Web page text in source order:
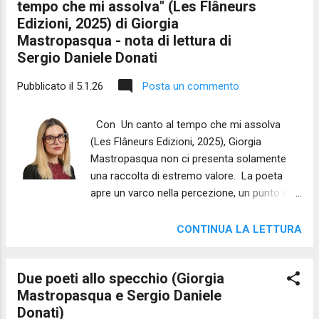
tempo che mi assolva" (Les Flâneurs
Edizioni, 2025) di Giorgia
Mastropasqua - nota di lettura di
Sergio Daniele Donati
Pubblicato il 5.1.26 Posta un commento
Con Un canto al tempo che mi assolva
(Les Flâneurs Edizioni, 2025), Giorgia
Mastropasqua non ci presenta solamente
una raccolta di estremo valore. La poeta
apre un varco nella percezione, un punto in
filtrare una luce diversa, capace di modificare
vene d’acqua sotto la pietra, e il lettore viene
subito invitato a entrare in un ritmo che si
CONTINUA LA LETTURA
Due poeti allo specchio (Giorgia
Mastropasqua e Sergio Daniele
Donati)